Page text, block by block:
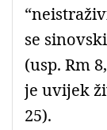
se
(usp. Rm
je uvijek
25).